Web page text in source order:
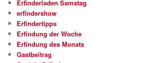
Erfinderladen Samstag
erfindershow
Erfindertipps
Erfindung der Woche
Erfindung des Monats
Gastbeitrag